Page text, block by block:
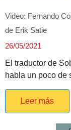
Video: Fernando
de Erik Satie
26/05/2021
El traductor de
habla un poco de
Leer más